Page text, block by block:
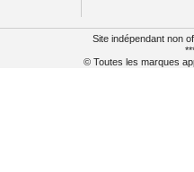
Site indépendant non
© Toutes les marques